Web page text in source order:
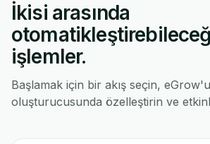
İkisi arasında
işlemler.
Başlamak için bir akış seçin,
oluşturucusunda özelleştirin ve